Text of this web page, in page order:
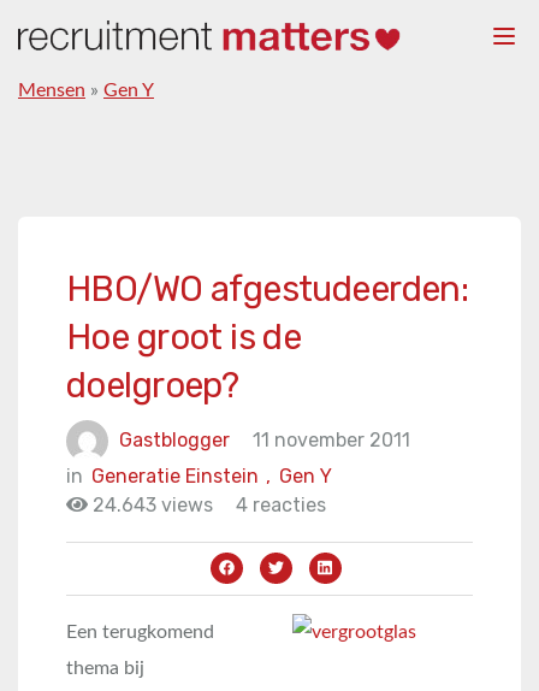
Mensen » Gen Y
HBO/WO afgestudeerden:
Hoe groot is de
doelgroep?
Gastblogger
11 november 2011
in
Gen Y
Generatie Einstein ,
24.643 views
4 reacties
Een terugkomend
thema bij